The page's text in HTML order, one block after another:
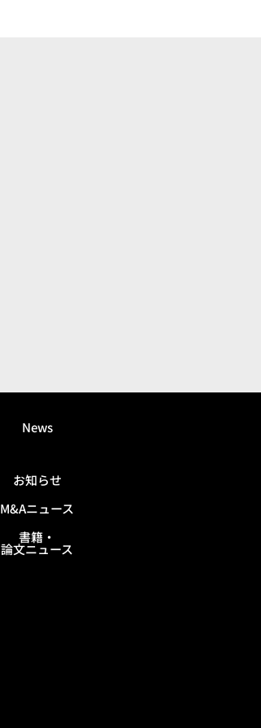
News
お知らせ
M&Aニュース
書籍・
論文ニュース